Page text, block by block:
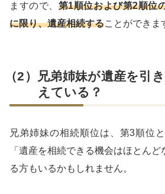
ますので、 第1順位および第2順位
に限り、遺産相続することができま
（2）兄弟姉妹が遺産を引
えている？
兄弟姉妹の相続順位は、第3順位
「遺産を相続できる機会はほとんど
る方もいるかもしれません。